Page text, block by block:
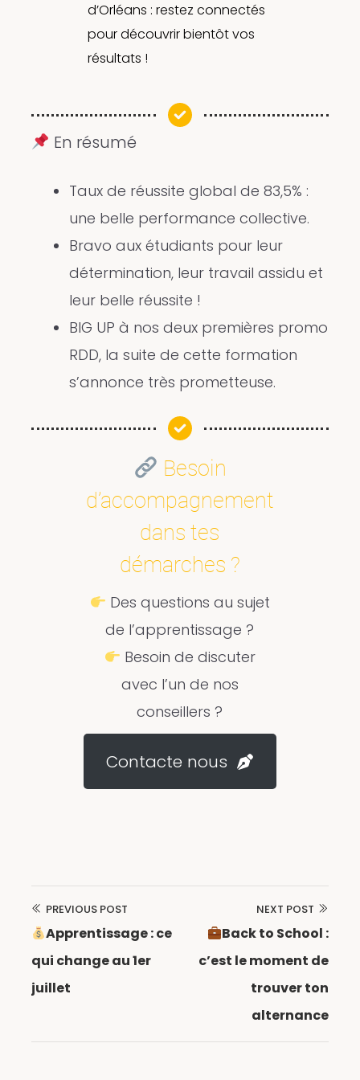
d’Orléans : restez connectés
pour découvrir bientôt vos
résultats !
En résumé
Taux de réussite global de 83,5% :
une belle performance collective.
Bravo aux étudiants pour leur
détermination, leur travail assidu et
leur belle réussite !
BIG UP à nos deux premières promo
RDD, la suite de cette formation
s’annonce très prometteuse.
Besoin
d’accompagnement
dans tes
démarches ?
Des questions au sujet
de l’apprentissage ?
Besoin de discuter
avec l’un de nos
conseillers ?
Contacte nous
Navigation
de
l’article
PREVIOUS POST
Apprentissage : ce
qui change au 1er
juillet
NEXT POST
Back to School :
c’est le moment de
trouver ton
alternance